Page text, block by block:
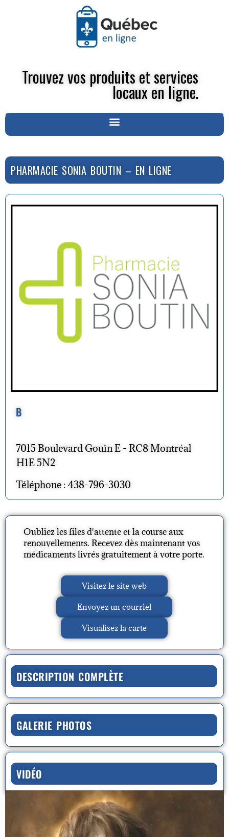
Trouvez vos produits et services
locaux en ligne.
PHARMACIE SONIA BOUTIN – EN LIGNE
B
7015 Boulevard Gouin E - RC8 Montréal
H1E 5N2
Téléphone : 438-796-3030
Oubliez les files d'attente et la course aux
renouvellements. Recevez dès maintenant vos
médicaments livrés gratuitement à votre porte.
Visitez le site web
Envoyez un courriel
Visualisez la carte
DESCRIPTION COMPLÈTE
GALERIE PHOTOS
VIDÉO